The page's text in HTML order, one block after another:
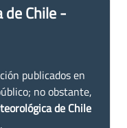
Chile -
publicados en
no obstante,
de Chile